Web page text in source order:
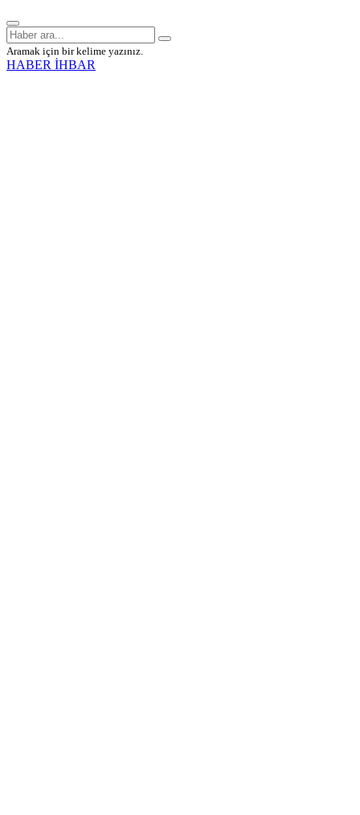
Aramak için bir kelime yazınız.
HABER İHBAR